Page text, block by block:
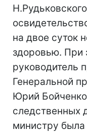
на двое суток
здоровью. При
руководитель
Генеральной
Юрий
следственных
министру